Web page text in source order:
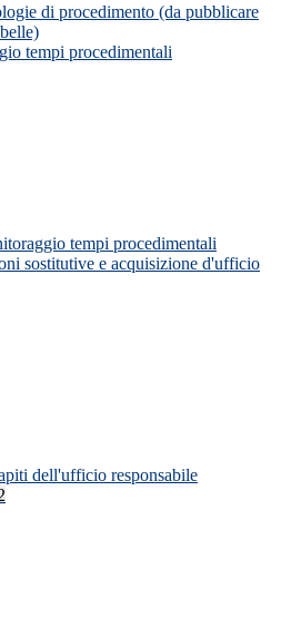
di procedimento (da pubblicare
tempi procedimentali
tempi procedimentali
sostitutive e acquisizione d'ufficio
dell'ufficio responsabile